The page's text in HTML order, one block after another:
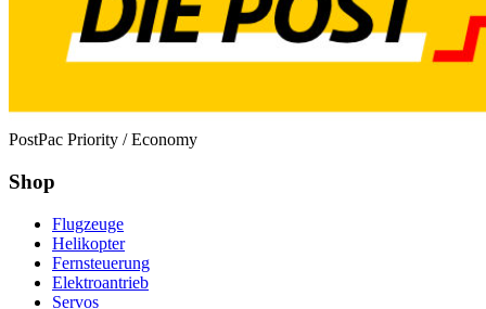
PostPac Priority / Economy
Shop
Flugzeuge
Helikopter
Fernsteuerung
Elektroantrieb
Servos